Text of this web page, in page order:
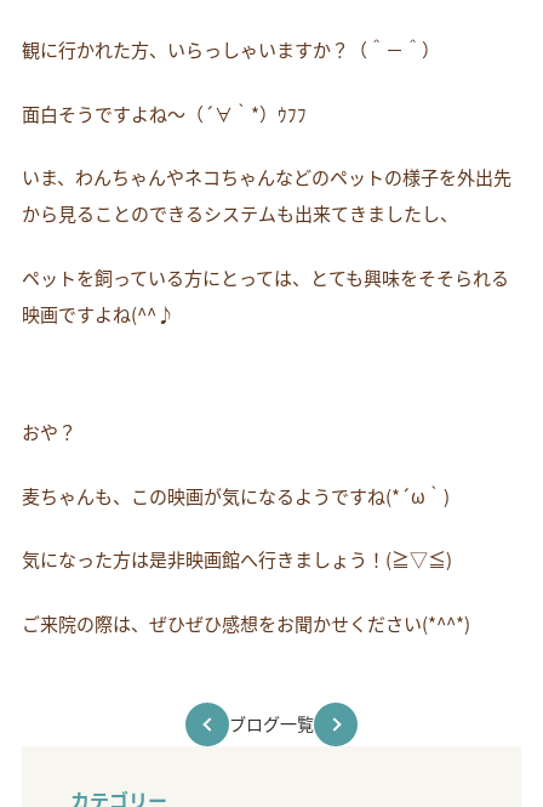
観に行かれた方、いらっしゃいますか？（＾－＾）
面白そうですよね～（´∀｀*）ｳﾌﾌ
いま、わんちゃんやネコちゃんなどのペットの様子を外出先
から見ることのできるシステムも出来てきましたし、
ペットを飼っている方にとっては、とても興味をそそられる
映画ですよね(^^♪
おや？
麦ちゃんも、この映画が気になるようですね(*´ω｀)
気になった方は是非映画館へ行きましょう！(≧▽≦)
ご来院の際は、ぜひぜひ感想をお聞かせください(*^^*)
ブログ一覧
カテゴリー